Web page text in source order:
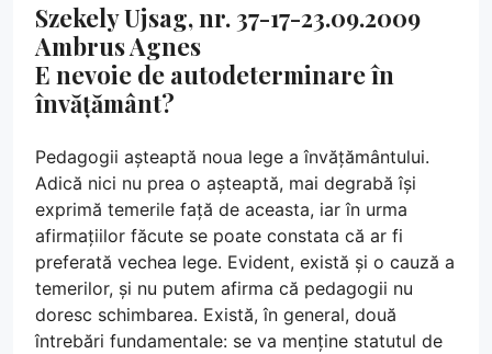
Szekely Ujsag, nr. 37-17-23.09.2009
Ambrus Agnes
E nevoie de autodeterminare în
învățământ?
Pedagogii așteaptă noua lege a învățământului.
Adică nici nu prea o așteaptă, mai degrabă își
exprimă temerile față de aceasta, iar în urma
afirmațiilor făcute se poate constata că ar fi
preferată vechea lege. Evident, există și o cauză a
temerilor, și nu putem afirma că pedagogii nu
doresc schimbarea. Există, în general, două
întrebări fundamentale: se va menține statutul de